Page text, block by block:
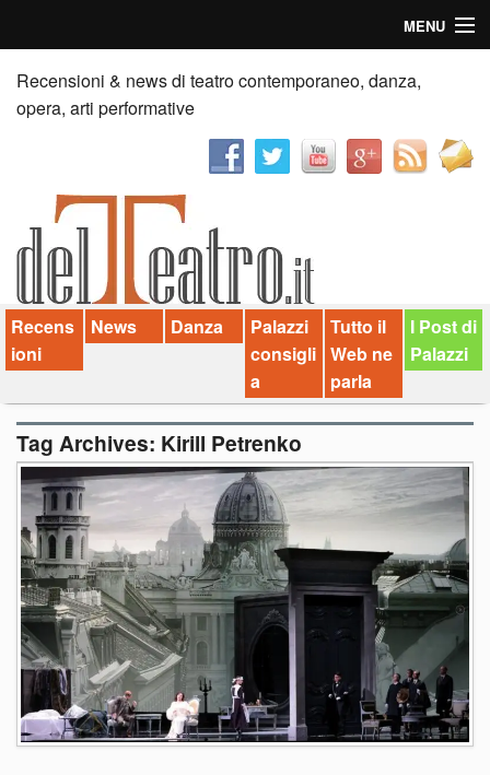
MENU
Home
Recensioni
News
Palazzi consiglia
Video
Chi siamo
Contatti
dT in English
Recensioni & news di teatro contemporaneo, danza,
opera, arti performative
Recens
ioni
News Danza
Palazzi
consigli
a
Tutto il
Web ne
parla
I Post di
Palazzi
Tag Archives: Kirill Petrenko